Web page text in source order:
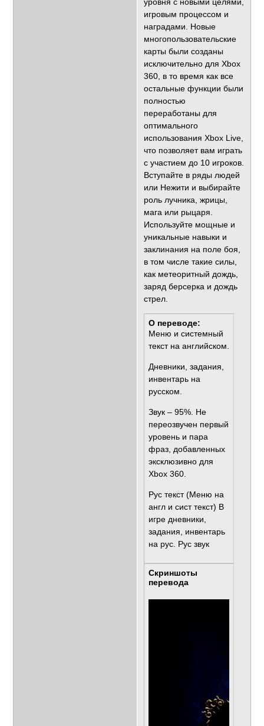
уровня с новыми целями,
игровым процессом и
наградами. Новые
многопользовательские
карты были созданы
исключительно для Xbox
360, в то время как все
остальные функции были
полностью
переработаны для
оптимального
использования Xbox Live,
что позволяет вам играть
с участием до 10 игроков.
Вступайте в ряды людей
или Нежити и выбирайте
роль лучника, жрицы,
мага или рыцаря.
Используйте мощные и
уникальные навыки и
заклинания на поле боя,
в том числе такие силы,
как метеоритный дождь,
заряд берсерка и дождь
стрел.
О переводе:
Меню и системный
текст на английском.
Дневники, задания,
инвентарь на
русском.
Звук – 95%. Не
переозвучен первый
уровень и пара
фраз, добавленных
эксклюзивно для
Xbox 360.
Рус текст (Меню на
англ и сист текст) В
игре дневники,
задания, инвентарь
на рус. Рус звук
Скриншоты
перевода